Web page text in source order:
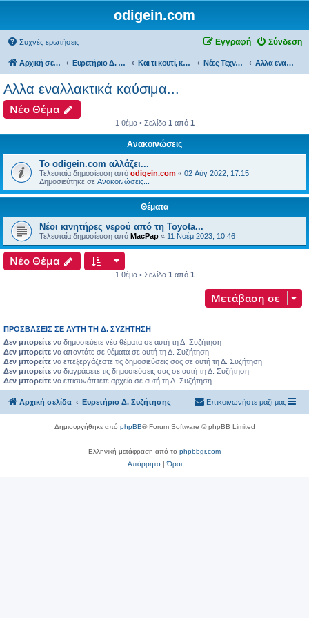
odigein.com
Συχνές ερωτήσεις Σύνδεση
Εγγραφή
Αρχική σελίδα Ευρετήριο Δ. Συζήτησης Και τι κουτί, κουτί... τώρα και η οδήγηση καινούργια σε κουτί... Νέες Τεχνολογίες και εφαρμογές... Αλλα εναλλακτικά καύσιμα...
Αλλα εναλλακτικά καύσιμα...
Νέο Θέμα
1 θέμα • Σελίδα 1 από 1
Ανακοινώσεις
Το odigein.com αλλάζει...
Τελευταία δημοσίευση από odigein.com « 02 Αύγ 2022, 17:15
Δημοσιεύτηκε σε Ανακοινώσεις...
Θέματα
Νέοι κινητήρες νερού από τη Toyota...
Τελευταία δημοσίευση από MacPap « 11 Νοέμ 2023, 10:46
Νέο Θέμα
1 θέμα • Σελίδα 1 από 1
Μετάβαση σε
ΠΡΟΣΒΆΣΕΙΣ ΣΕ ΑΥΤΉ ΤΗ Δ. ΣΥΖΉΤΗΣΗ
Δεν μπορείτε να δημοσιεύετε νέα θέματα σε αυτή τη Δ. Συζήτηση
Δεν μπορείτε να απαντάτε σε θέματα σε αυτή τη Δ. Συζήτηση
Δεν μπορείτε να επεξεργάζεστε τις δημοσιεύσεις σας σε αυτή τη Δ. Συζήτηση
Δεν μπορείτε να διαγράφετε τις δημοσιεύσεις σας σε αυτή τη Δ. Συζήτηση
Δεν μπορείτε να επισυνάπτετε αρχεία σε αυτή τη Δ. Συζήτηση
Αρχική σελίδα Ευρετήριο Δ. Συζήτησης Επικοινωνήστε μαζί μας
Δημιουργήθηκε από phpBB® Forum Software © phpBB Limited
Ελληνική μετάφραση από το phpbbgr.com
Απόρρητο|Όροι